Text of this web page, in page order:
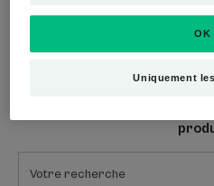
0 résultat pour "Soins
Uniquement
OK